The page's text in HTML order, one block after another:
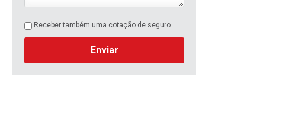
Receber também uma cotação de seguro
Enviar